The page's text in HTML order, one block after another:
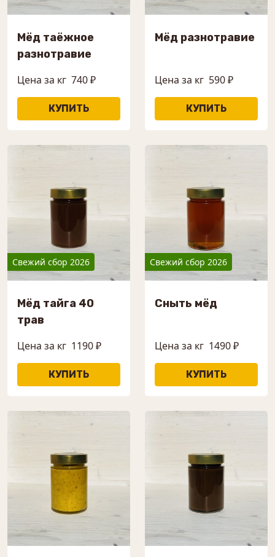
Мёд таёжное
разнотравие
Цена за кг 740 ₽
Мёд разнотравие
Цена за кг 590 ₽
Свежий сбор 2026
Мёд тайга 40
трав
Цена за кг 1190 ₽
Свежий сбор 2026
Сныть мёд
Цена за кг 1490 ₽